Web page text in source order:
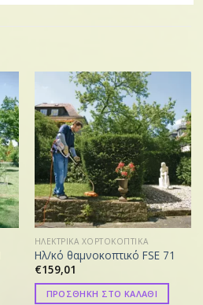
ΗΛΕΚΤΡΙΚΑ ΧΟΡΤΟΚΟΠΤΙΚΑ
Ηλ/κό θαμνοκοπτικό FSE 71
€159,01
ΠΡΟΣΘΗΚΗ ΣΤΟ ΚΑΛΑΘΙ